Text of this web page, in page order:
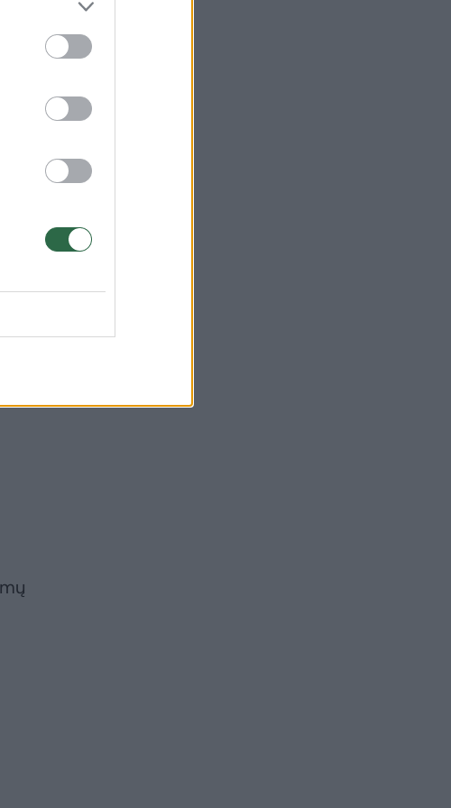
–